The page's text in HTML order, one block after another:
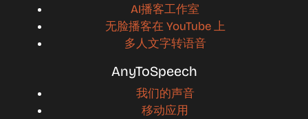
AI播客工作室
无脸播客在 YouTube 上
多人文字转语音
AnyToSpeech
我们的声音
移动应用